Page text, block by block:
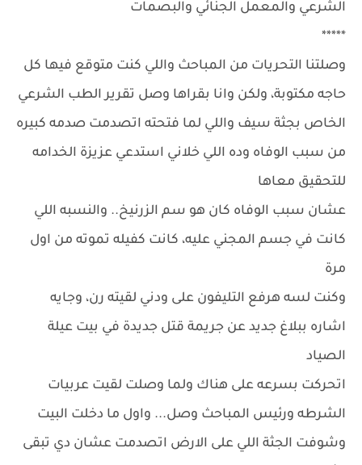
الشرعي والمعمل الجنائي والبصمات
*****
وصلتنا التحريات من المباحث واللي كنت متوقع فيها كل
حاجه مكتوبة، ولكن وانا بقراها وصل تقرير الطب الشرعي
الخاص بجثة سيف واللي لما فتحته اتصدمت صدمه كبيره
من سبب الوفاه وده اللي خلاني استدعي عزيزة الخدامه
للتحقيق معاها
عشان سبب الوفاه كان هو سم الزرنيخ.. والنسبه اللي
كانت في جسم المجني عليه، كانت كفيله تموته من اول
مرة
وكنت لسه هرفع التليفون على ودني لقيته رن، وجايه
اشاره ببلاغ جديد عن جريمة قتل جديدة في بيت عيلة
الصياد
اتحركت بسرعه على هناك ولما وصلت لقيت عربيات
الشرطه ورئيس المباحث وصل... واول ما دخلت البيت
وشوفت الجثة اللي على الارض اتصدمت عشان دي تبقى